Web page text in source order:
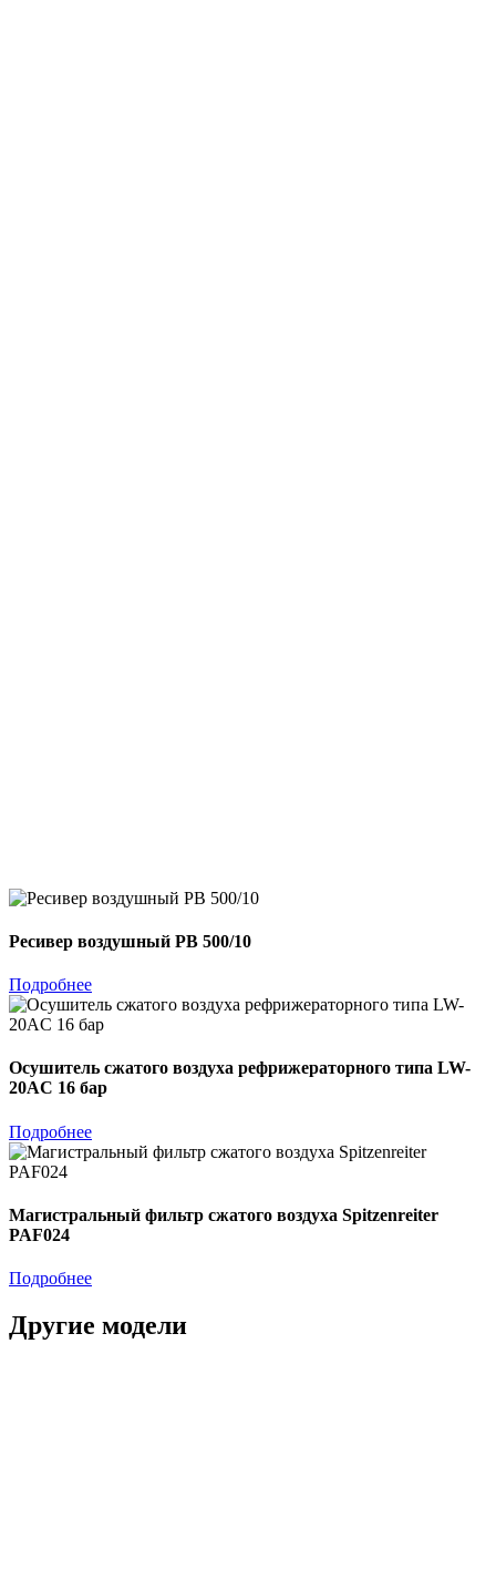
Ресивер воздушный РВ 500/10
Подробнее
Осушитель сжатого воздуха рефрижераторного типа LW-
20AC 16 бар
Подробнее
Магистральный фильтр сжатого воздуха Spitzenreiter
PAF024
Подробнее
Другие модели